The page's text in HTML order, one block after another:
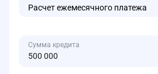
Расчет ежемесячного платежа
Сумма кредита